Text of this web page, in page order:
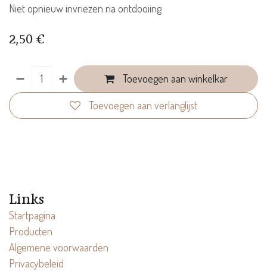
Niet opnieuw invriezen na ontdooiing
2,50 €
Toevoegen aan winkelkar
Toevoegen aan verlanglijst
Links
Startpagina
Producten
Algemene voorwaarden
Privacybeleid